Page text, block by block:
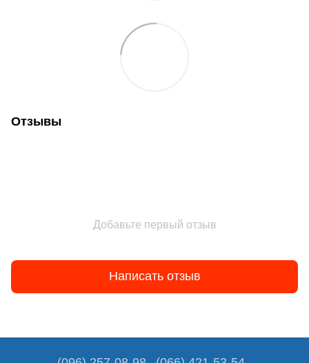
Отзывы
Добавьте первый отзыв
Написать отзыв